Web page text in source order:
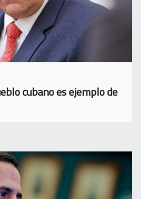
cubano es ejemplo de